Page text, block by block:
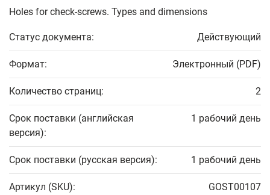
Holes for check-screws. Types and dimensions
Статус документа: Действующий
Формат: Электронный (PDF)
Количество страниц: 2
Срок поставки (английская
версия):
1 рабочий день
Срок поставки (русская версия): 1 рабочий день
Артикул (SKU): GOST00107